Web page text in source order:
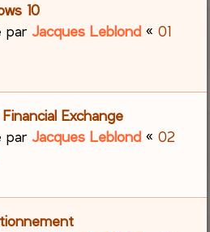
10
parJacques Leblond «01
Exchange
parJacques Leblond «02